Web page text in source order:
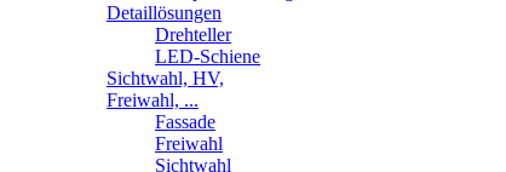
Detaillösungen
Drehteller
LED-Schiene
Sichtwahl, HV,
Freiwahl, ...
Fassade
Freiwahl
Sichtwahl